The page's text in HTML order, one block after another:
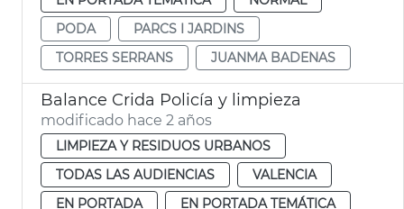
PODA
PARCS I JARDINS
TORRES SERRANS
JUANMA BADENAS
Balance Crida Policía y limpieza
modificado hace 2 años
LIMPIEZA Y RESIDUOS URBANOS
TODAS LAS AUDIENCIAS
VALENCIA
EN PORTADA
EN PORTADA TEMÁTICA